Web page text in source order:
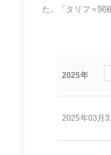
た。「タリフ＝関
2025年
2025年03月